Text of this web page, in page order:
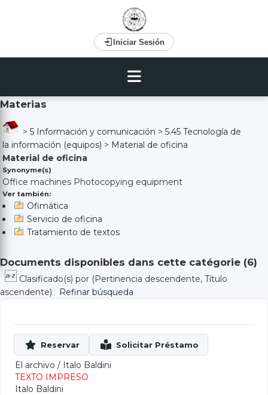
Iniciar Sesión
Materias
> 5 Información y comunicación > 5.45 Tecnología de
la información (equipos) > Material de oficina
Material de oficina
Synonyme(s)
Office machines Photocopying equipment
Ver también:
Ofimática
Servicio de oficina
Tratamiento de textos
Documents disponibles dans cette catégorie (6)
Clasificado(s) por (Pertinencia descendente, Título
ascendente)
Refinar búsqueda
El archivo / Italo Baldini
TEXTO IMPRESO
Italo Baldini